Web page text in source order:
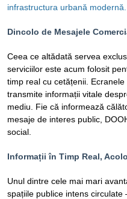
infrastructura urbană modernă.
Dincolo de Mesajele
Ceea ce altădată servea
serviciilor este acum folosit
timp real cu cetățenii.
transmite informații vitale
mediu. Fie că informează
mesaje de interes public,
social.
Informații în Timp Real,
Unul dintre cele mai mari
spațiile publice intens